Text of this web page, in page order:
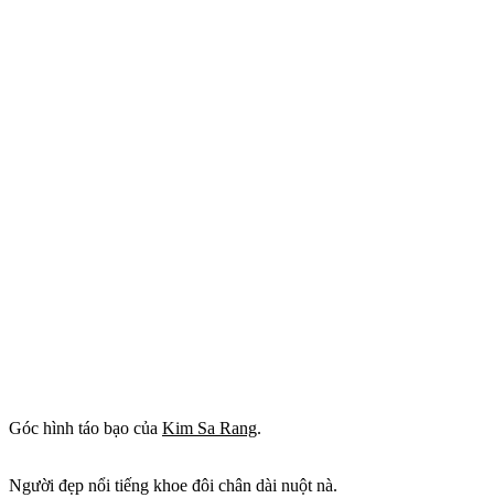
Góc hình táo bạo của Kim Sa Rang.
Người đẹp nổi tiếng khoe đôi chân dài nuột nà.